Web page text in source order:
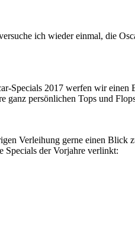
ich wieder einmal, die
Specials 2017 werfen wir
ganz persönlichen Tops und
Verleihung gerne einen Blick
Specials der Vorjahre verlinkt: